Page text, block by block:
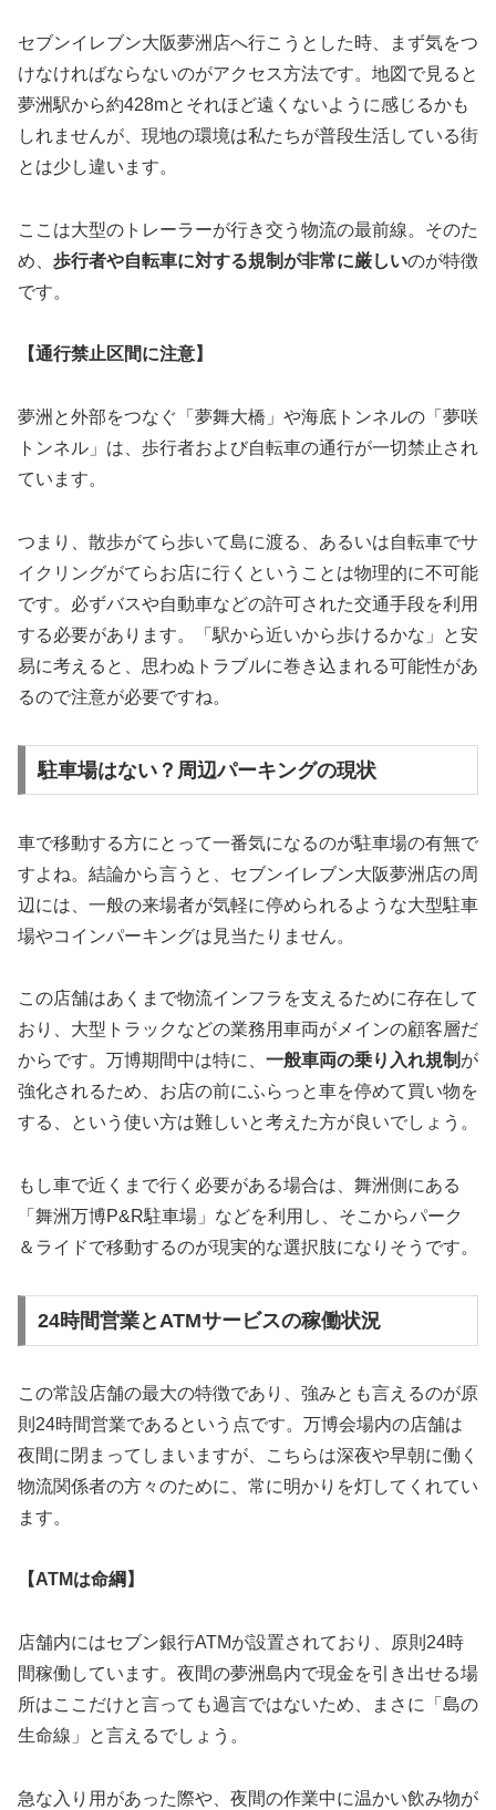
セブンイレブン大阪夢洲店へ行こうとした時、まず気をつ
けなければならないのがアクセス方法です。地図で見ると
夢洲駅から約428mとそれほど遠くないように感じるかも
しれませんが、現地の環境は私たちが普段生活している街
とは少し違います。
ここは大型のトレーラーが行き交う物流の最前線。そのた
め、 歩行者や自転車に対する規制が非常に厳しいのが特徴
です。
【通行禁止区間に注意】
夢洲と外部をつなぐ「夢舞大橋」や海底トンネルの「夢咲
トンネル」は、 歩行者および自転車の通行が一切禁止され
ています。
つまり、散歩がてら歩いて島に渡る、あるいは自転車でサ
イクリングがてらお店に行くということは物理的に不可能
です。必ずバスや自動車などの許可された交通手段を利用
する必要があります。「駅から近いから歩けるかな」と安
易に考えると、思わぬトラブルに巻き込まれる可能性があ
るので注意が必要ですね。
駐車場はない？周辺パーキングの現状
車で移動する方にとって一番気になるのが駐車場の有無で
すよね。結論から言うと、セブンイレブン大阪夢洲店の周
辺には、一般の来場者が気軽に停められるような大型駐車
場やコインパーキングは見当たりません。
この店舗はあくまで物流インフラを支えるために存在して
おり、大型トラックなどの業務用車両がメインの顧客層だ
からです。万博期間中は特に、 一般車両の乗り入れ規制 が
強化されるため、お店の前にふらっと車を停めて買い物を
する、という使い方は難しいと考えた方が良いでしょう。
もし車で近くまで行く必要がある場合は、舞洲側にある
「舞洲万博P&R駐車場」などを利用し、そこからパーク
＆ライドで移動するのが現実的な選択肢になりそうです。
24時間営業とATMサービスの稼働状況
この常設店舗の最大の特徴であり、強みとも言えるのが原
則24時間営業である という点です。万博会場内の店舗は
夜間に閉まってしまいますが、こちらは深夜や早朝に働く
物流関係者の方々のために、常に明かりを灯してくれてい
ます。
【ATMは命綱】
店舗内にはセブン銀行ATMが設置されており、原則24時
間稼働しています。夜間の夢洲島内で現金を引き出せる場
所はここだけと言っても過言ではないため、まさに「島の
生命線」と言えるでしょう。
急な入り用があった際や、夜間の作業中に温かい飲み物が